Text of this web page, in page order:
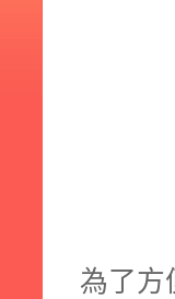
為了方